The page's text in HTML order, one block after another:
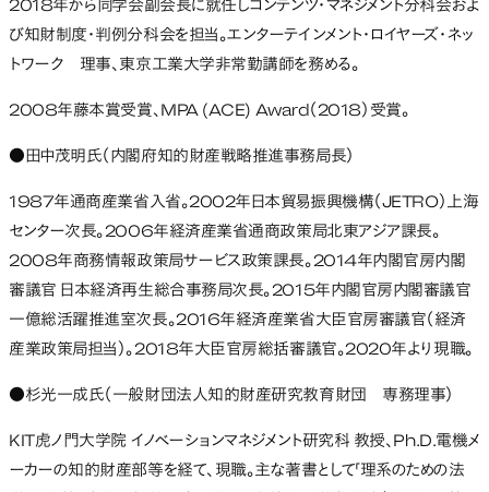
2018年から同学会副会長に就任しコンテンツ・マネジメント分科会およ
び知財制度・判例分科会を担当。エンターテインメント・ロイヤーズ・ネッ
トワーク 理事、東京工業大学非常勤講師を務める。
2008年藤本賞受賞、MPA (ACE) Award（2018）受賞。
●田中茂明氏（内閣府知的財産戦略推進事務局長）
1987年通商産業省入省。2002年日本貿易振興機構（JETRO）上海
センター次長。2006年経済産業省通商政策局北東アジア課長。
2008年商務情報政策局サービス政策課長。2014年内閣官房内閣
審議官 日本経済再生総合事務局次長。2015年内閣官房内閣審議官
一億総活躍推進室次長。2016年経済産業省大臣官房審議官（経済
産業政策局担当）。2018年大臣官房総括審議官。2020年より現職。
●杉光一成氏（一般財団法人知的財産研究教育財団 専務理事）
KIT虎ノ門大学院 イノベーションマネジメント研究科 教授、Ph.D.電機メ
ーカーの知的財産部等を経て、現職。主な著書として「理系のための法